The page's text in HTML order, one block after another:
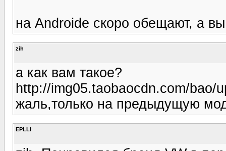
на Androidе скоро обещают, а
zih
а как вам такое?
http://img05.taobaocdn.com/bao/
жаль,только на предыдущую
EPLLI